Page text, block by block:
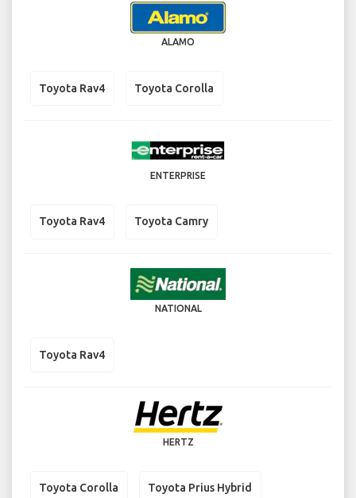
ALAMO
Toyota Rav4 Toyota Corolla
ENTERPRISE
Toyota Rav4 Toyota Camry
NATIONAL
Toyota Rav4
HERTZ
Toyota Corolla Toyota Prius Hybrid